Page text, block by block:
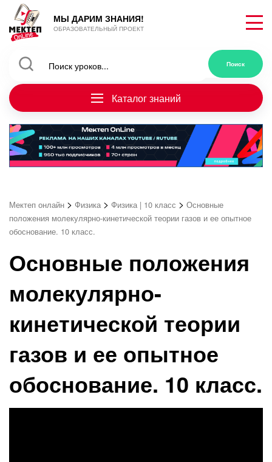
МЫ ДАРИМ ЗНАНИЯ!
ОБРАЗОВАТЕЛЬНЫЙ ПРОЕКТ
Каталог знаний
Мектеп онлайн > Физика > Физика | 10 класс > Основные
положения молекулярно-кинетической теории газов и ее опытное
обоснование. 10 класс.
Основные положения
молекулярно-
кинетической теории
газов и ее опытное
обоснование. 10 класс.